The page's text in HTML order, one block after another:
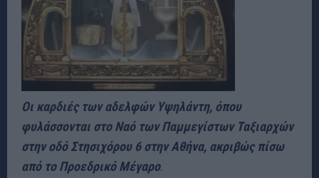
Οι καρδιές των αδελφών Υψηλάντη, όπου
φυλάσσονται στο Ναό των Παμμεγίστων Ταξιαρχών
στην οδό Στησιχόρου 6 στην Αθήνα, ακριβώς πίσω
από το Προεδρικό Μέγαρο.